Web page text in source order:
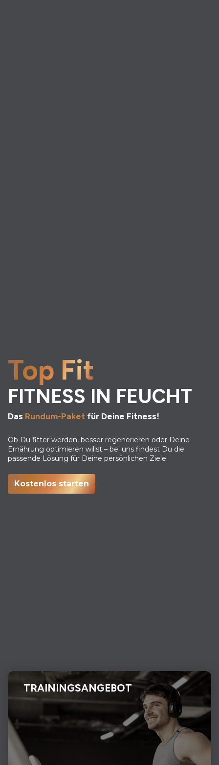
Top Fit
FITNESS IN FEUCHT
Das Rundum-Paket für Deine Fitness!
Ob Du fitter werden, besser regenerieren oder Deine
Ernährung optimieren willst – bei uns findest Du die
passende Lösung für Deine persönlichen Ziele.
Kostenlos starten
TRAININGSANGEBOT